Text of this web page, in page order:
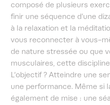
composé de plusieurs
finir une séquence d’une
à la relaxation et la
vous reconnecter à vous-
de nature stressée ou que
musculaires, cette
L’objectif ? Atteindre une
une performance. Même si
également de mise : une